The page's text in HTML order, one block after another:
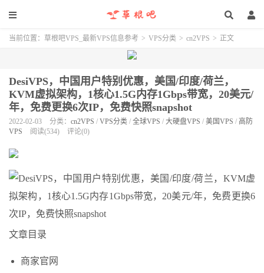
当前位置： 草根吧VPS_最新VPS信息参考 > VPS分类 > cn2VPS > 正文
DesiVPS，中国用户特别优惠，美国/印度/荷兰，
KVM虚拟架构，1核心1.5G内存1Gbps带宽，20美元/
年，免费更换6次IP，免费快照snapshot
2022-02-03 分类： cn2VPS / VPS分类 / 全球VPS / 大硬盘VPS / 美国VPS / 高防
VPS
阅读(534) 评论(0)
文章目录
商家官网